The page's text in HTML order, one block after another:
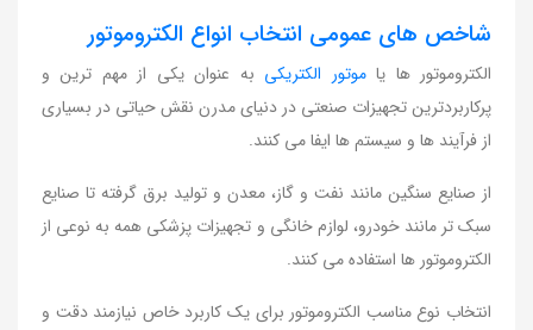
شاخص های عمومی انتخاب انواع الکتروموتور
الکتروموتور ها یاموتور الکتریکی به عنوان یکی از مهم ترین و
پرکاربردترین تجهیزات صنعتی در دنیای مدرن نقش حیاتی در بسیاری
از فرآیند ها و سیستم ها ایفا می کنند.
از صنایع سنگین مانند نفت و گاز، معدن و تولید برق گرفته تا صنایع
سبک تر مانند خودرو، لوازم خانگی و تجهیزات پزشکی همه به نوعی از
الکتروموتور ها استفاده می کنند.
انتخاب نوع مناسب الکتروموتور برای یک کاربرد خاص نیازمند دقت و